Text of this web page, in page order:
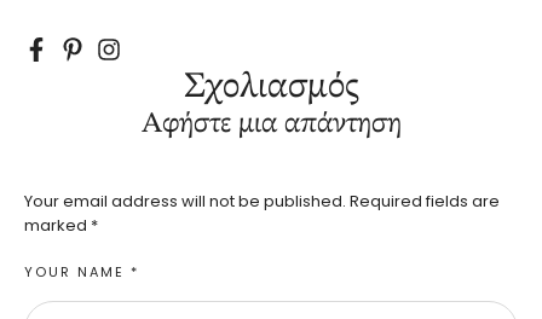
Σχολιασμός
Αφήστε μια απάντηση
Your email address will not be published. Required fields are
marked *
YOUR NAME *